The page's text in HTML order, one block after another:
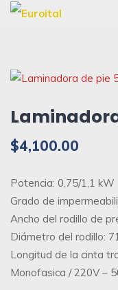
$4,100.00
Potencia: 0,75/1,1 kW
Grado de
Ancho del rodillo de
Diámetro del rodillo:
Longitud de la cinta
Monofasica / 220V –